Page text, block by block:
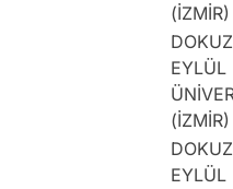
(İZMİR)
DOKUZ
EYLÜL
(İZMİR)
DOKUZ
EYLÜL